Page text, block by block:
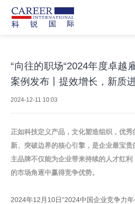
“向往的职场“2024年度卓越
案例发布丨提效增长，新质
2024-12-11 10:03
正如科技定义产品，文化塑造组织，优秀
新、突破边界的核心引擎，是企业最宝
主品牌不仅能为企业带来持续的人才红
的市场角逐中赢得竞争优势。
2024年12月10日“2024中国企业竞争力